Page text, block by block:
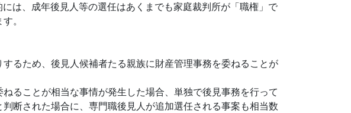
は、成年後見人等の選任はあくまでも家庭裁判所が「職権」で
。
るため、後見人候補者たる親族に財産管理事務を委ねることが
ることが相当な事情が発生した場合、単独で後見事務を行って
断された場合に、専門職後見人が追加選任される事案も相当数